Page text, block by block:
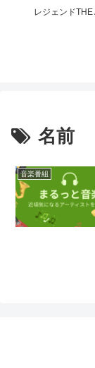
レジェンド
名前
音楽番組